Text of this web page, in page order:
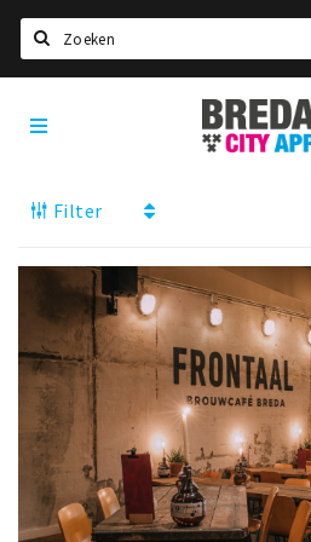
Home
Deals
Nieuws, interviews & blogs
Eten
Drinken
Slapen
Recreatief
Winkels
Breda
City
App
Filter